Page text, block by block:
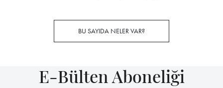
BU SAYIDA NELER VAR?
E-Bülten Aboneliği